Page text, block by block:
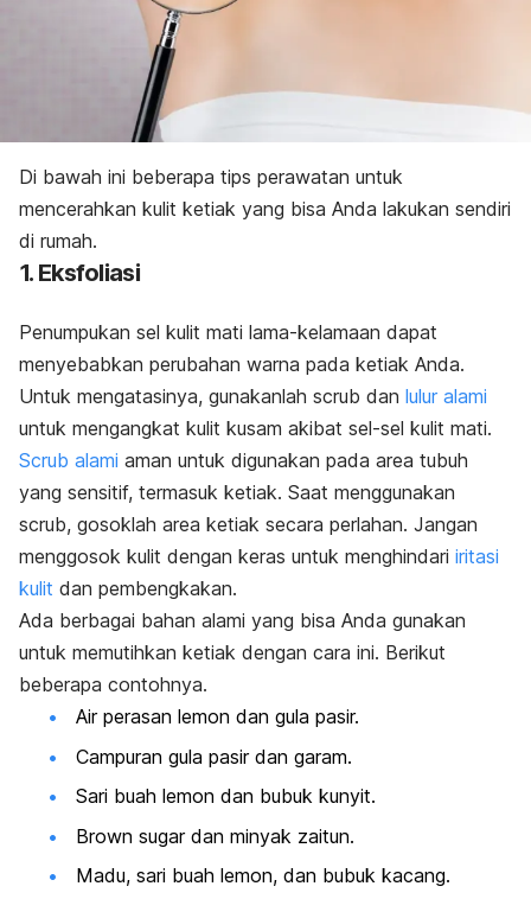
Di bawah ini beberapa tips perawatan untuk
mencerahkan kulit ketiak yang bisa Anda lakukan sendiri
di rumah.
1. Eksfoliasi
Penumpukan sel kulit mati lama-kelamaan dapat
menyebabkan perubahan warna pada ketiak Anda.
Untuk mengatasinya, gunakanlah scrub dan lulur alami
untuk mengangkat kulit kusam akibat sel-sel kulit mati.
Scrub alami aman untuk digunakan pada area tubuh
yang sensitif, termasuk ketiak. Saat menggunakan
scrub, gosoklah area ketiak secara perlahan. Jangan
menggosok kulit dengan keras untuk menghindari iritasi
kulit dan pembengkakan.
Ada berbagai bahan alami yang bisa Anda gunakan
untuk memutihkan ketiak dengan cara ini. Berikut
beberapa contohnya.
Air perasan lemon dan gula pasir.
Campuran gula pasir dan garam.
Sari buah lemon dan bubuk kunyit.
Brown sugar dan minyak zaitun.
Madu, sari buah lemon, dan bubuk kacang.